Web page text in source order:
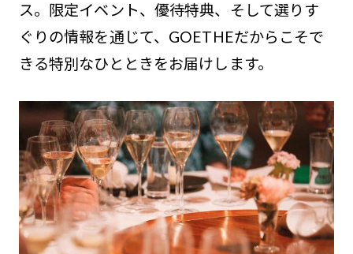
ス。限定イベント、優待特典、そして選りす
ぐりの情報を通じて、GOETHEだからこそで
きる特別なひとときをお届けします。